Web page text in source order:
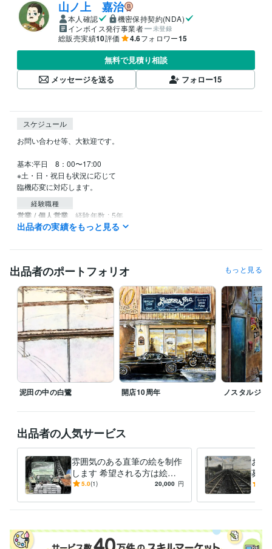
山ノ上 嘉治
本人確認
機密保持契約(NDA)
インボイス発行事業者
未登録
総販売実績10評価 4.6フォロワー15
無料で見積り相談
メッセージを送る
フォロー15
スケジュール
お問い合わせ等、大歓迎です。
基本:平日　8：00〜17:00
※土・日・祝日も状況に応じて
臨機応変に対応します。
経験職種
営業 / 個人営業 経験年数 : 5年
メディア・出版・広告 / クリエイティブ・アートディレクター
ライフスタイル・その他 / 講師・インストラクター 経験年数 : 2年
職歴
YAMANE art club 2022年5月 ~ 現在
株式会社スクロール 1994年3月 ~ 2012年2月
受賞歴
第40回一陽展　一陽賞 第37回一陽展　奨励賞 第38回一陽展　奨励
賞 第3回　八戸市美術報奨
得意分野
イラスト作成・漫画制作 色鉛筆画 油絵
絵画
学歴
出品者の実績をもっと見る
出品者のポートフォリオ もっと見る
泥田の中の白鷺 開店10周年 ノスタルジッ
出品者の人気サービス
雰囲気のある直筆の絵を制作
します 希望される方は絵を
発送いたします。(送料別)
5.0(1) 20,000 円
お好
募展
みの